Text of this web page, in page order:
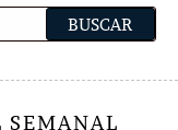
SEMANAL